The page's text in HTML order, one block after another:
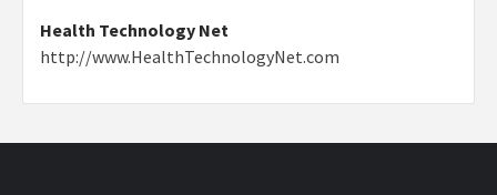
Health Technology Net
http://www.HealthTechnologyNet.com